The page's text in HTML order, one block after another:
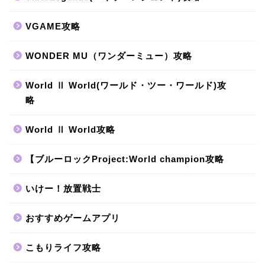
VGAME攻略
WONDER MU（ワンダーミュー）攻略
World Ⅱ World(ワールド・ツー・ワールド)攻
略
World Ⅱ World攻略
【ブルーロックProject:World champion攻略
いけー！放置戦士
おすすめゲームアプリ
こもりライフ攻略